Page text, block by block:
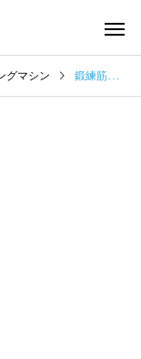
グマシン 鍛練筋力セミナー開催間近！